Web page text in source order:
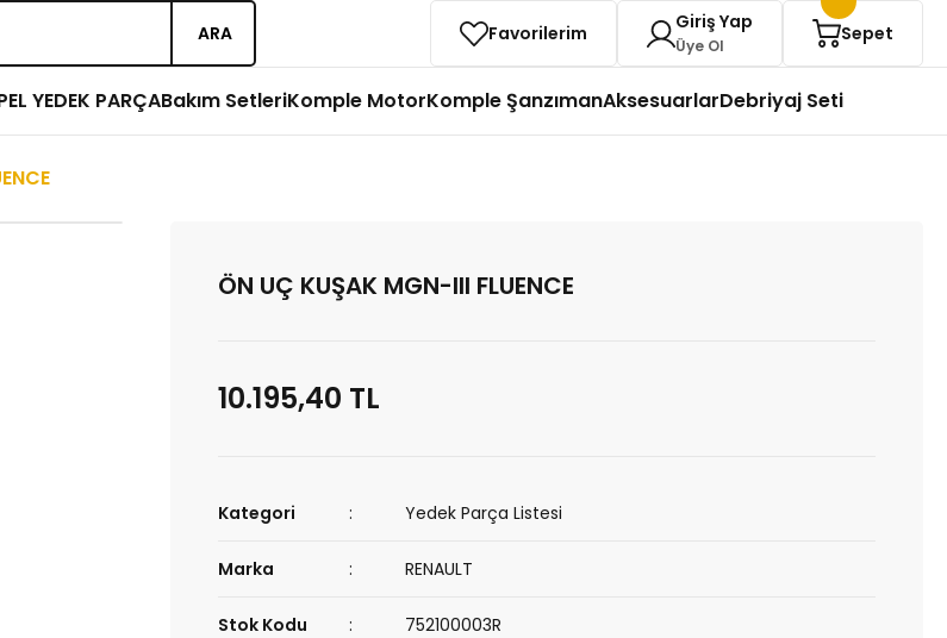
ARA Favorilerim Giriş Yap
Üye Ol
Sepet
YEDEK PARÇABakım SetleriKomple MotorKomple ŞanzımanAksesuarlarDebriyaj Seti
ÖN UÇ KUŞAK MGN-III FLUENCE
10.195,40 TL
Kategori Yedek Parça Listesi
Marka RENAULT
Stok Kodu 752100003R